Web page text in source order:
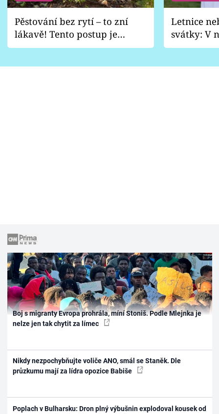
Pěstování bez rytí – to zní
lákavě! Tento postup je
vhodný jen pro některé
Letnice
svátky: V
pondělí
Boj s migranty Evropa prohrála, míní Stoniš. Podle Mlejnka je
nelze jen tak chytit za límec
Nikdy nezpochybňujte voliče ANO, smál se Staněk. Dle
průzkumu mají za lídra opozice Babiše
Poplach v Bulharsku: Dron plný výbušnin explodoval kousek od